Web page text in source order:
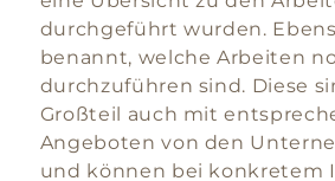
durchgeführt wurden.
benannt, welche Arbeiten
durchzuführen sind. Diese
Großteil auch mit
Angeboten von den
und können bei konkretem